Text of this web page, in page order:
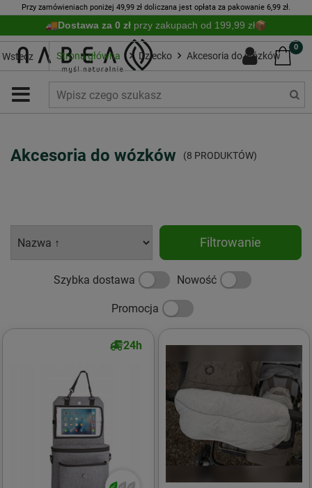
Przy zamówieniach poniżej 49,99 zł doliczana jest opłata za pakowanie 6,99 zł.
Dostawa za 0 zł przy zakupach od 199,99 zł
0
Wstecz Strona główna Dziecko Akcesoria do wózków
Akcesoria do wózków (8 PRODUKTÓW)
Filtrowanie
Szybka dostawa Nowość
Promocja
24h